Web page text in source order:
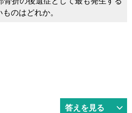
のはどれか。
答えを見る